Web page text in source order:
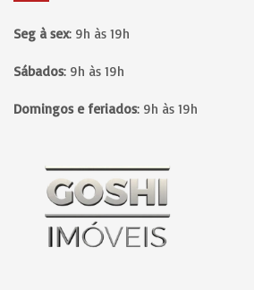
Seg à sex: 9h às 19h
Sábados: 9h às 19h
Domingos e feriados: 9h às 19h
Página inicial